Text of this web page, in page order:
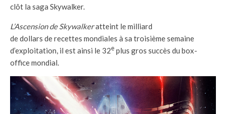
clôt la saga Skywalker.
L’Ascension de Skywalkeratteint le milliard
de dollars de recettes mondiales à sa troisième semaine
d’exploitation, il est ainsi le 32e plus gros succès du box-
office mondial.